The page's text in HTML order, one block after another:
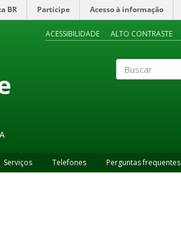
BR Participe Acesso à informação
ACESSIBILIDADE ALTO CONTRASTE
Serviços Telefones Perguntas frequentes